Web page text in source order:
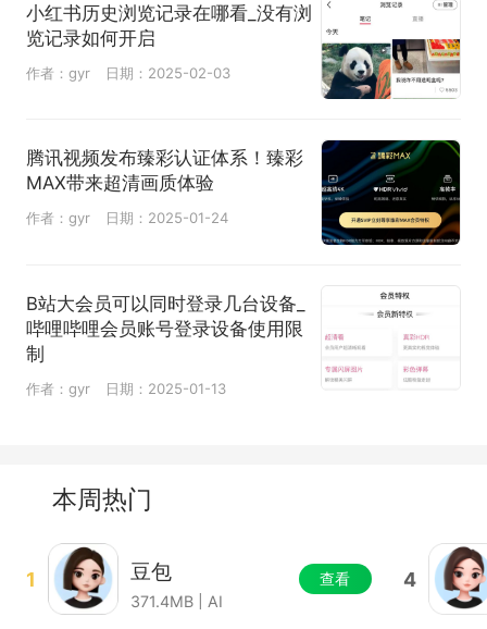
小红书历史浏览记录在哪看_没有浏
览记录如何开启
作者：gyr 日期：2025-02-03
腾讯视频发布臻彩认证体系！臻彩
MAX带来超清画质体验
作者：gyr 日期：2025-01-24
B站大会员可以同时登录几台设备_
哔哩哔哩会员账号登录设备使用限
制
作者：gyr 日期：2025-01-13
本周热门
1 豆包
371.4MB | AI
查看 4